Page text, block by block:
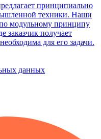
принципиально
техники. Наши
модульному принципу
заказчик получает
для его задачи.
данных